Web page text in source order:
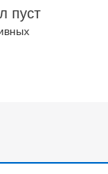
пуст